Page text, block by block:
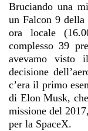
Bruciando una
un Falcon 9
ora locale
complesso 39
avevamo visto
decisione
c’era il primo
di Elon Musk,
missione del
per la SpaceX.